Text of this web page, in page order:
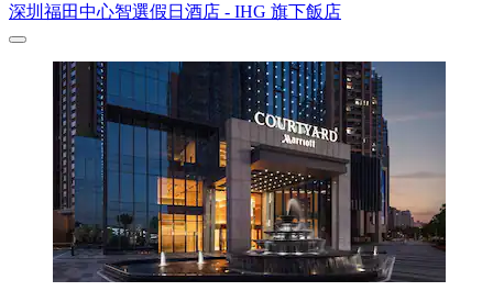
深圳福田中心智選假日酒店 - IHG 旗下飯店